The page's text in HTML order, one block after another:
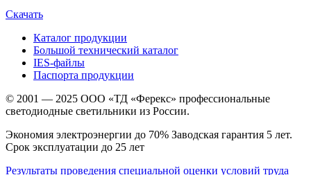
Скачать
Каталог продукции
Большой технический каталог
IES-файлы
Паспорта продукции
© 2001 — 2025 ООО «ТД «Ферекс» профессиональные
светодиодные светильники из России.
Экономия электроэнергии до 70% Заводская гарантия 5 лет.
Срок эксплуатации до 25 лет
Результаты проведения специальной оценки условий труда